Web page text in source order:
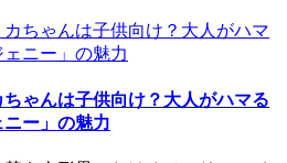
ちゃんは子供向け？大人がハマる
ー」の魅力